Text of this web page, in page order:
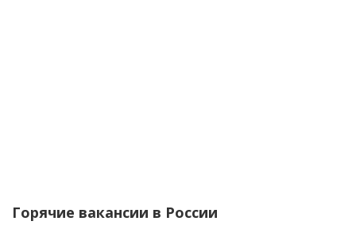
Горячие вакансии в России